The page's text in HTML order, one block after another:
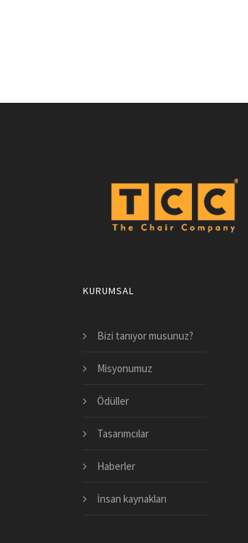
KURUMSAL
Bizi tanıyor musunuz?
Misyonumuz
Ödüller
Tasarımcılar
Haberler
İnsan kaynakları